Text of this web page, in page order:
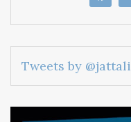
Tweets by @jattali